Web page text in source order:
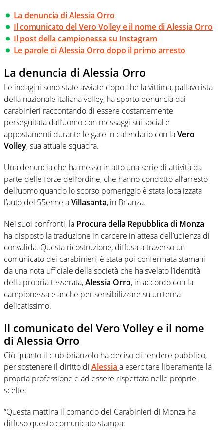
La denuncia di Alessia Orro
Il comunicato del Vero Volley e il nome di Alessia Orro
Il post della campionessa su Instagram
Le parole di Alessia Orro dopo il primo arresto
La denuncia di Alessia Orro
Le indagini sono state avviate dopo che la vittima, pallavolista
della nazionale italiana volley, ha sporto denuncia dai
carabinieri raccontando di essere costantemente
perseguitata dall’uomo con messaggi sui social e
appostamenti durante le gare in calendario con laVero
Volley, sua attuale squadra.
Una denuncia che ha messo in atto una serie di attività da
parte delle forze dell’ordine, che hanno condotto all’arresto
dell’uomo quando lo scorso pomeriggio è stata localizzata
l’auto del 55enne aVillasanta, in Brianza.
Nei suoi confronti, la Procura della Repubblica di Monza
ha disposto la traduzione in carcere in attesa dell’udienza di
convalida. Questa ricostruzione, diffusa attraverso un
comunicato dei carabinieri, è stata poi confermata stamani
da una nota ufficiale della società che ha svelato l’identità
della propria tesserata,Alessia Orro, in accordo con la
campionessa e anche per sensibilizzare su un tema
delicatissimo.
Il comunicato del Vero Volley e il nome
di Alessia Orro
Ciò quanto il club brianzolo ha deciso di rendere pubblico,
per sostenere il diritto di Alessia a esercitare liberamente la
propria professione e ad essere rispettata nelle proprie
scelte:
“Questa mattina il comando dei Carabinieri di Monza ha
diffuso questo comunicato stampa: